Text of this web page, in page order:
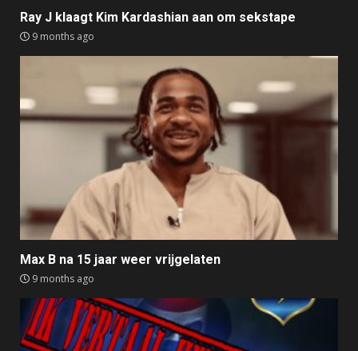
Ray J klaagt Kim Kardashian aan om sekstape
9 months ago
Max B na 15 jaar weer vrijgelaten
9 months ago